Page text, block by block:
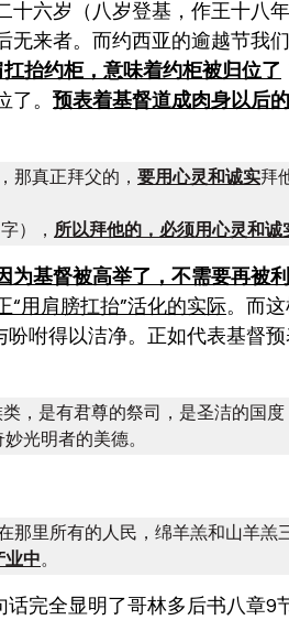
十六岁（八岁登基，作王十八
无来者。而约西亚的逾越节我
抬约柜，意味着约柜被归位了
了。 预表着基督道成肉身以后
那真正拜父的， 要用心灵和诚实拜
）， 所以拜他的，必须用心灵和诚
为基督被高举了，不需要再被
“用肩膀扛抬”活化的实际。而这
吩咐得以洁净。正如代表基督
，是有君尊的祭司，是圣洁的国度
光明者的美德。
那里所有的人民，绵羊羔和山羊羔
业中。
完全显明了哥林多后书八章9